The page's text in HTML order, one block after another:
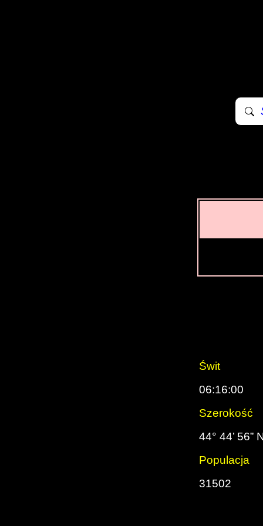
Świt
06:16:00
Szerokość
44° 44’ 56”
Populacja
31502